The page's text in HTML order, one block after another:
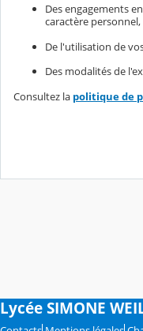
Des engagements
caractère personnel,
De l'utilisation de
Des modalités de
Consultez la politique de
Lycée SIMONE